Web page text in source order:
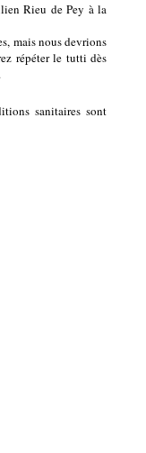
Rieu de Pey à la
mais nous devrions
répéter le tutti dès
sanitaires sont